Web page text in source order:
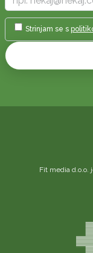
Strinjam se s
Fit media d.o.o.